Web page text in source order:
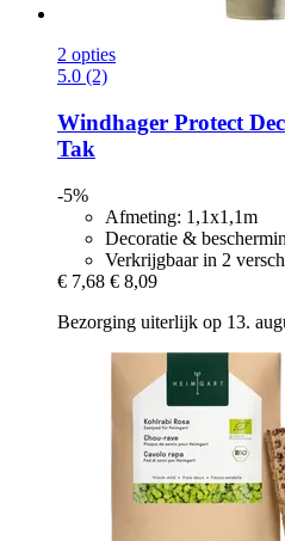
2 opties
5.0 (2)
Windhager Protect
Tak
-5%
Afmeting: 1,1x1,1m
Decoratie &
Verkrijgbaar in 2
€ 7,68 € 8,09
Bezorging uiterlijk op 13.